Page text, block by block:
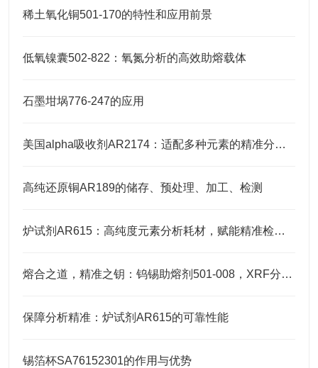
稀土氧化铜501-170的特性和应用前景
低氧镍囊502-822：氧氮分析的高效助熔载体
石墨坩埚776-247的应用
美国alpha吸收剂AR2174：适配多种元素的精准分析需求
高纯还原铜AR189的储存、预处理、加工、检测
炉试剂AR615：高纯度元素分析耗材，赋能精准检测高效推进
熔合之道，精准之钥：钨锡助熔剂501-008，XRF分析的伴侣
保障分析精准：炉试剂AR615的可靠性能
锡箔杯SA76152301的作用与优势